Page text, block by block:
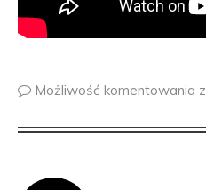
Możliwość komentowania